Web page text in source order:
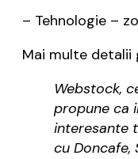
– Tehnologie –
Mai multe detalii
Webstock,
propune ca
interesante
cu Doncafe,